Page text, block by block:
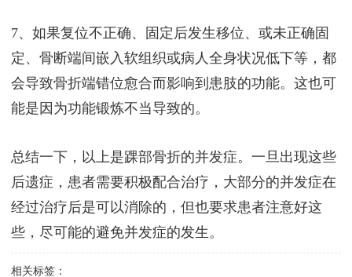
7、如果复位不正确、固定后发生移位、或未正确固
定、骨断端间嵌入软组织或病人全身状况低下等，都
会导致骨折端错位愈合而影响到患肢的功能。这也可
能是因为功能锻炼不当导致的。
总结一下，以上是踝部骨折的并发症。一旦出现这些
后遗症，患者需要积极配合治疗，大部分的并发症在
经过治疗后是可以消除的，但也要求患者注意好这
些，尽可能的避免并发症的发生。
相关标签：